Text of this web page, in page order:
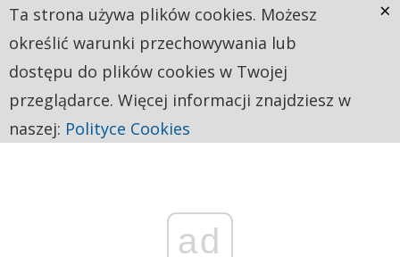
ad
Ta strona używa plików cookies. Możesz
określić warunki przechowywania lub
dostępu do plików cookies w Twojej
przeglądarce. Więcej informacji znajdziesz w
naszej: Polityce Cookies
×